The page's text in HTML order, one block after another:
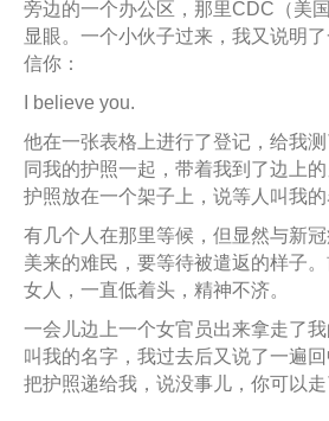
旁边的一个办公区，那里CDC（美
显眼。一个小伙子过来，我又说明
信你：
I believe you.
他在一张表格上进行了登记，给我
同我的护照一起，带着我到了边上
护照放在一个架子上，说等人叫我的
有几个人在那里等候，但显然与新
美来的难民，要等待被遣返的样子
女人，一直低着头，精神不济。
一会儿边上一个女官员出来拿走了
叫我的名字，我过去后又说了一遍
把护照递给我，说没事儿，你可以走